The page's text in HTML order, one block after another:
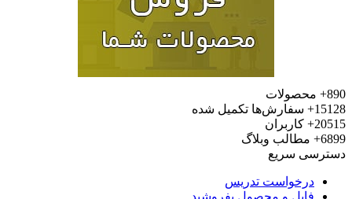
محصولات
سفارش‌ها تکمیل شده
کاربران
مطالب وبلاگ
سریع
درخواست تدریس